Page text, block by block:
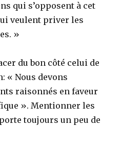
qui s’opposent à cet
veulent priver les
»
du bon côté celui de
« Nous devons
raisonnés en faveur
». Mentionner les
toujours un peu de